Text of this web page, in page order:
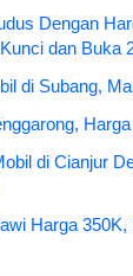
Dengan
dan Buka
di Subang,
di Cianjur
Harga